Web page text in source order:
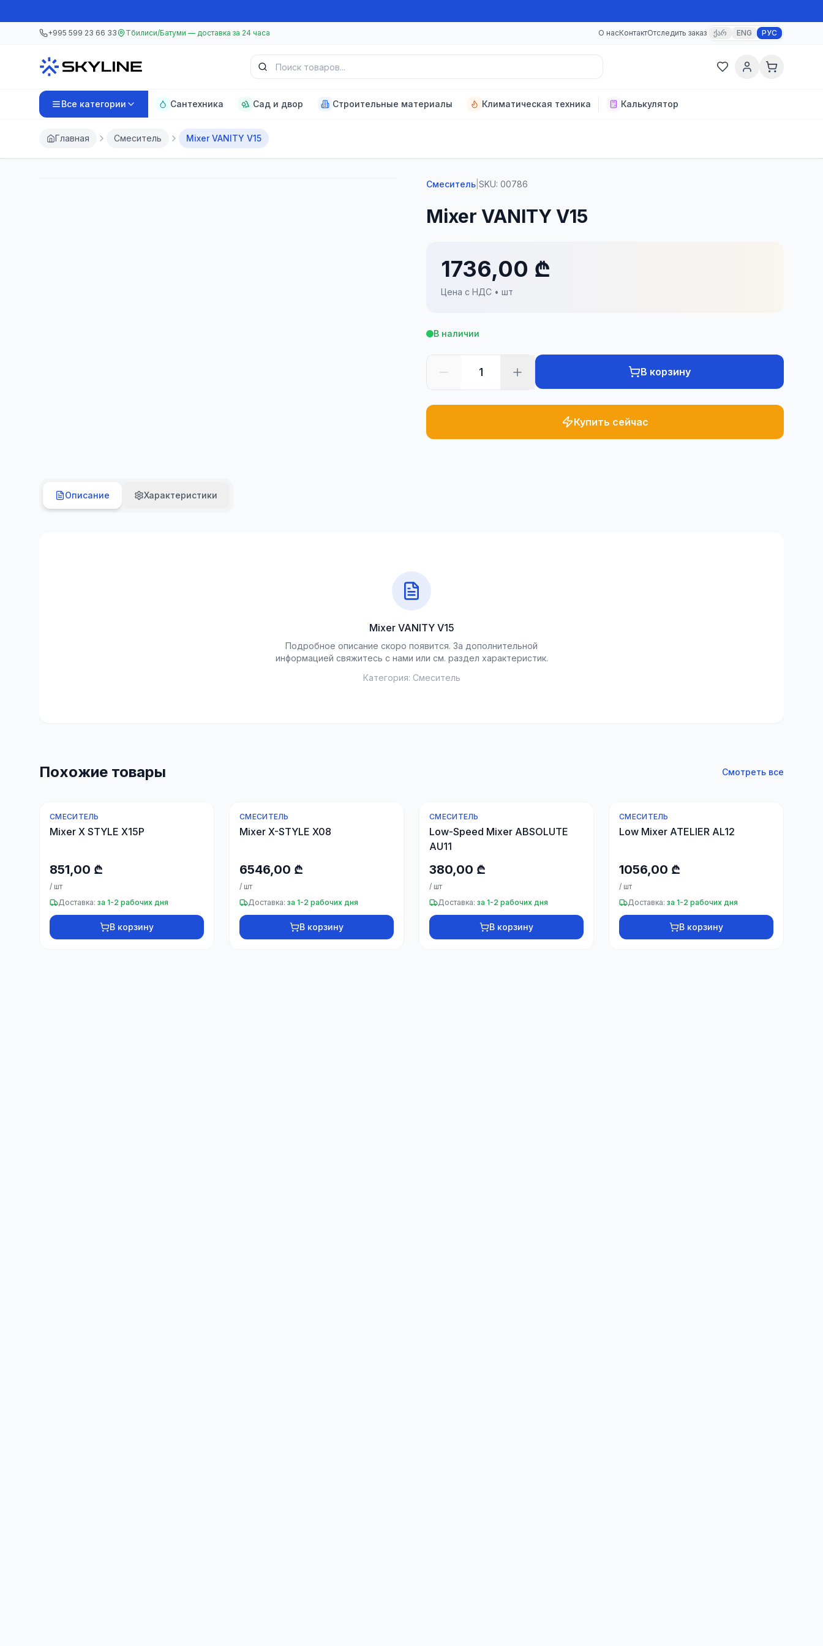
Перейти к основному содержанию
+995 599 23 66 33 Тбилиси/Батуми — доставка за 24 часа О насКонтактОтследить заказ ქარ ENG РУС
Поиск товаров
Все категории Сантехника Сад и двор Строительные материалы Климатическая техника Калькулятор
Главная Смеситель Mixer VANITY V15
Смеситель SKU: 00786
Mixer VANITY V15
1736,00 ₾
Цена с НДС • шт
В наличии
1 В корзину
Купить сейчас
Описание Характеристики
Mixer VANITY V15
Подробное описание скоро появится. За дополнительной
информацией свяжитесь с нами или см. раздел характеристик.
Категория: Смеситель
Похожие товары Смотреть все
СМЕСИТЕЛЬ
Mixer X STYLE X15P
851,00 ₾
/ шт
Доставка: за 1-2 рабочих дня
В корзину
СМЕСИТЕЛЬ
Mixer X-STYLE X08
6546,00 ₾
/ шт
Доставка: за 1-2 рабочих дня
В корзину
СМЕСИТЕЛЬ
Low-Speed Mixer ABSOLUTE
AU11
380,00 ₾
/ шт
Доставка: за 1-2 рабочих дня
В корзину
СМЕСИТЕЛЬ
Low Mixer ATELIER AL12
1056,00 ₾
/ шт
Доставка: за 1-2 рабочих дня
В корзину